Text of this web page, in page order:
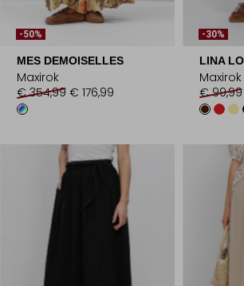
-50%
MES DEMOISELLES
Maxirok
€ 354,99 € 176,99
-30%
LINA
Maxirok
€ 99,99